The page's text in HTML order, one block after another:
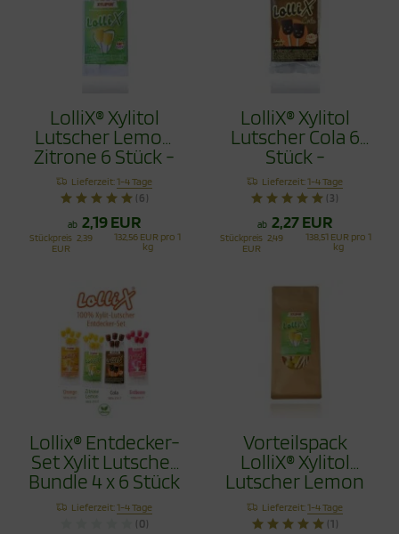
LolliX® Xylitol
Lutscher Lemon
Zitrone 6 Stück -
Zahnpflege mit
Stil
Lieferzeit:1-4 Tage
(6)
ab 2,19 EUR
Stückpreis 2,39
EUR
132,56 EUR pro 1
kg
LolliX® Xylitol
Lutscher Cola 6
Stück -
Zahnpflege mit
Stil
Lieferzeit:1-4 Tage
(3)
ab 2,27 EUR
Stückpreis 2,49
EUR
138,51 EUR pro 1
kg
Lollix® Entdecker-
Set Xylit Lutscher
Bundle 4 x 6 Stück
- Zahnpflege mit
Stil
Lieferzeit:1-4 Tage
(0)
Vorteilspack
LolliX® Xylitol
Lutscher Lemon
Zitrone 100g
Lieferzeit:1-4 Tage
(1)